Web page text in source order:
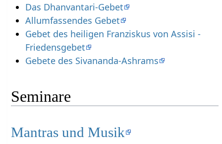
Das Dhanvantari-Gebet
Allumfassendes Gebet
Gebet des heiligen Franziskus von Assisi -
Friedensgebet
Gebete des Sivananda-Ashrams
Seminare
Mantras und Musik